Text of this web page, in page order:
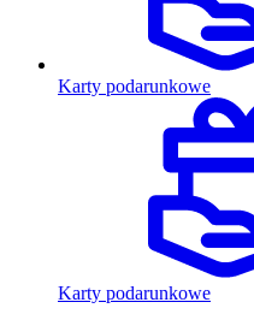
Karty podarunkowe
Karty podarunkowe